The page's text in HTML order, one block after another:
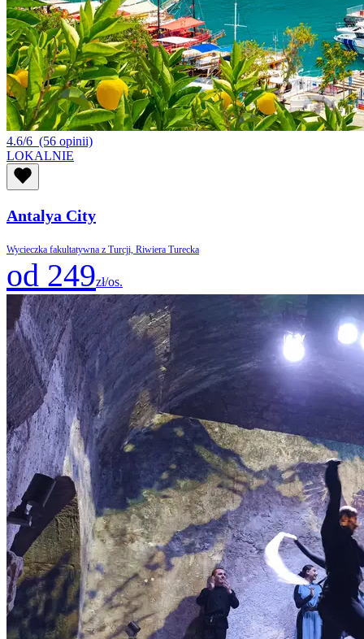
4.6/6 (56 opinii)
LOKALNIE
Antalya City
Wycieczka fakultatywna z Turcji, Riwiera Turecka
od 249zł/os.